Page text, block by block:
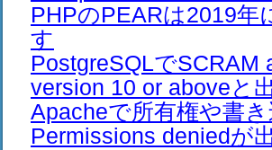
PHPのPEARは2019
す
PostgreSQLでSCRAM
version 10 or aboveと
Apacheで所有権や書
Permissions deniedが